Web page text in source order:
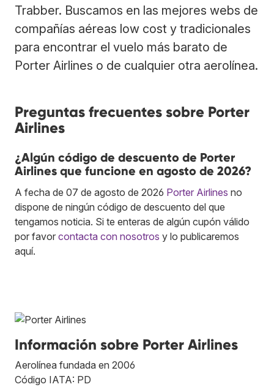
Trabber. Buscamos en las mejores webs de
compañías aéreas low cost y tradicionales
para encontrar el vuelo más barato de
Porter Airlines o de cualquier otra aerolínea.
Preguntas frecuentes sobre Porter
Airlines
¿Algún código de descuento de Porter
Airlines que funcione en agosto de 2026?
A fecha de 07 de agosto de 2026 Porter Airlines no
dispone de ningún código de descuento del que
tengamos noticia. Si te enteras de algún cupón válido
por favor contacta con nosotros y lo publicaremos
aquí.
Información sobre Porter Airlines
Aerolínea fundada en 2006
Código IATA: PD